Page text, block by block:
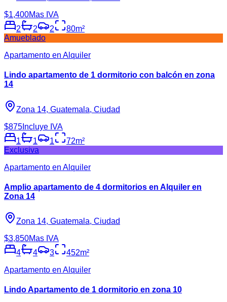
$1,400Mas IVA
2
2 2 80m²
Amueblado
Apartamento en Alquiler
Lindo apartamento de 1 dormitorio con balcón en zona
14
Zona 14, Guatemala, Ciudad
$875 Incluye IVA
1
1 1 72m²
Exclusiva
Apartamento en Alquiler
Amplio apartamento de 4 dormitorios en Alquiler en
Zona 14
Zona 14, Guatemala, Ciudad
$3,850Mas IVA
4
4 3 452m²
Apartamento en Alquiler
Lindo Apartamento de 1 dormitorio en zona 10